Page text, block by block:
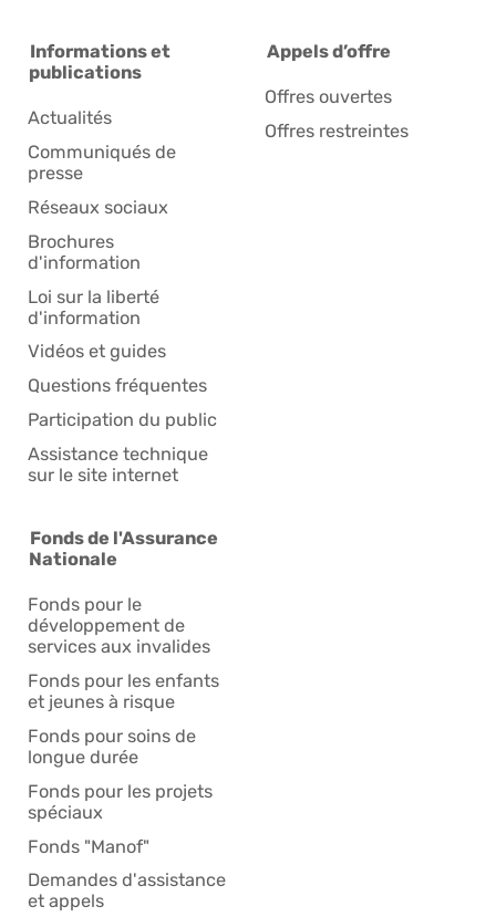
Informations et
publications
Actualités
Communiqués de
presse
Réseaux sociaux
Brochures
d'information
Loi sur la liberté
d'information
Vidéos et guides
Questions fréquentes
Participation du public
Assistance technique
sur le site internet
Appels d’offre
Offres ouvertes
Offres restreintes
Fonds de l'Assurance
Nationale
Fonds pour le
développement de
services aux invalides
Fonds pour les enfants
et jeunes à risque
Fonds pour soins de
longue durée
Fonds pour les projets
spéciaux
Fonds "Manof"
Demandes d'assistance
et appels